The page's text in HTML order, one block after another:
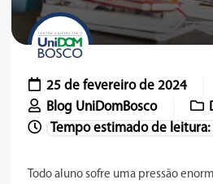
25 de fevereiro de 2024
Blog UniDomBosco
Todo aluno sofre uma pressão